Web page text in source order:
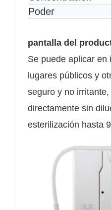
Poder
pantalla del
Se puede aplicar en
lugares públicos y
seguro y no
directamente sin
esterilización hasta